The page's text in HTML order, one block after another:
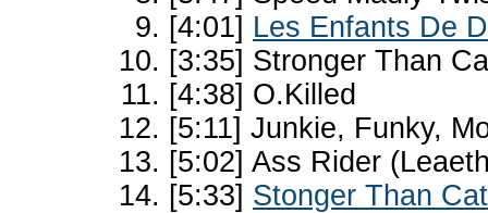
[4:01] Les Enfants De
[3:35] Stronger Than
[4:38] O.Killed
[5:11] Junkie, Funky,
[5:02] Ass Rider
[5:33] Stonger Than